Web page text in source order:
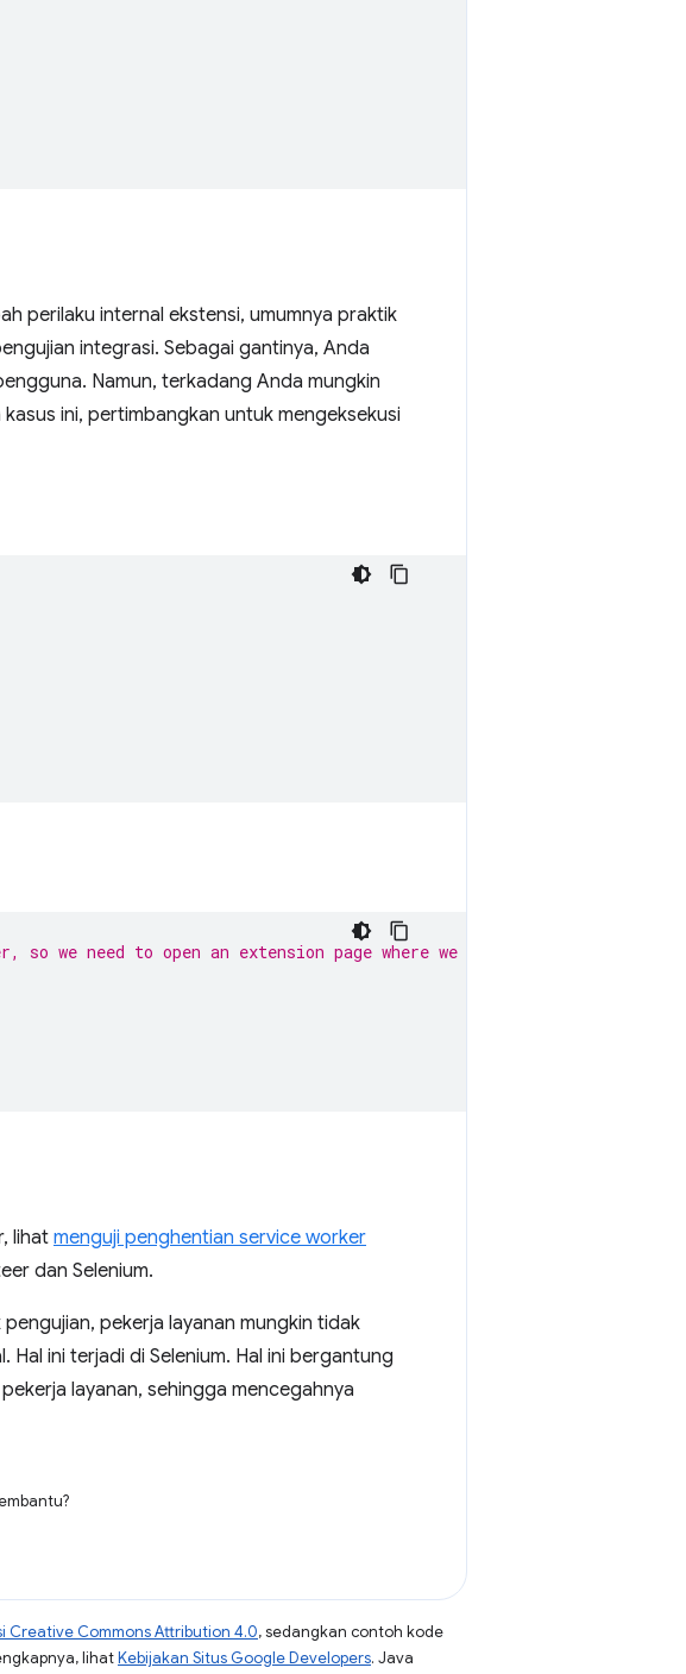
perilaku internal ekstensi, umumnya praktik
integrasi. Sebagai gantinya, Anda
Namun, terkadang Anda mungkin
ini, pertimbangkan untuk mengeksekusi
we need to open an extension page where we can execute the code
lihatmenguji penghentian service worker
dan Selenium.
pekerja layanan mungkin tidak
ini terjadi di Selenium. Hal ini bergantung
layanan, sehingga mencegahnya
Creative Commons Attribution 4.0, sedangkan contoh kode
lihatKebijakan Situs Google Developers. Java